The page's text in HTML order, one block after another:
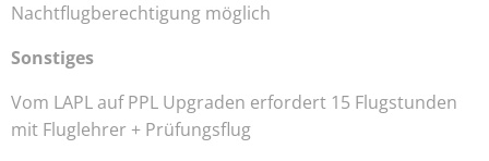
Nachtflugberechtigung möglich
Sonstiges
Vom LAPL auf PPL Upgraden erfordert 15 Flugstunden
mit Fluglehrer + Prüfungsflug